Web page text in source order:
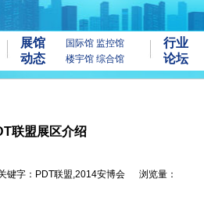
展馆
动态
国际馆 监控馆
楼宇馆 综合馆
行业
论坛
联盟展区介绍
字：PDT联盟,2014安博会 浏览量：